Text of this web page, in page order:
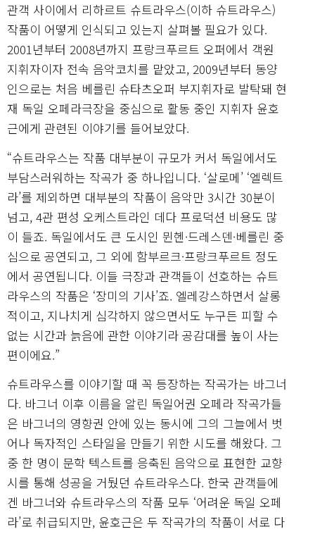
관객 사이에서 리하르트 슈트라우스(이하 슈트라우스)
작품이 어떻게 인식되고 있는지 살펴볼 필요가 있다.
2001년부터 2008년까지 프랑크푸르트 오퍼에서 객원
지휘자이자 전속 음악코치를 맡았고, 2009년부터 동양
인으로는 처음 베를린 슈타츠오퍼 부지휘자로 발탁돼 현
재 독일 오페라극장을 중심으로 활동 중인 지휘자 윤호
근에게 관련된 이야기를 들어보았다.
“슈트라우스는 작품 대부분이 규모가 커서 독일에서도
부담스러워하는 작곡가 중 하나입니다. ‘살로메’ ‘엘렉트
라’를 제외하면 대부분의 작품이 음악만 3시간 30분이
넘고, 4관 편성 오케스트라인 데다 프로덕션 비용도 많
이 들죠. 독일에서도 큰 도시인 뮌헨·드레스덴·베를린 중
심으로 공연되고, 그 외에 함부르크·프랑크푸르트 정도
에서 공연됩니다. 이들 극장과 관객들이 선호하는 슈트
라우스의 작품은 ‘장미의 기사’죠. 엘레강스하면서 살롱
적이고, 지나치게 심각하지 않으면서도 누구든 피할 수
없는 시간과 늙음에 관한 이야기라 공감대를 높이 사는
편이에요.”
슈트라우스를 이야기할 때 꼭 등장하는 작곡가는 바그너
다. 바그너 이후 이름을 알린 독일어권 오페라 작곡가들
은 바그너의 영향권 안에 있는 동시에 그의 그늘에서 벗
어나 독자적인 스타일을 만들기 위한 시도를 해왔다. 그
중 한 명이 문학 텍스트를 응축된 음악으로 표현한 교향
시를 통해 성공을 거뒀던 슈트라우스다. 한국 관객들에
겐 바그너와 슈트라우스의 작품 모두 ‘어려운 독일 오페
라’로 취급되지만, 윤호근은 두 작곡가의 작품이 서로 다